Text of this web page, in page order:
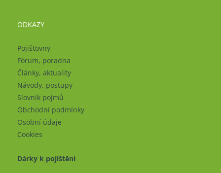
ODKAZY
Pojišťovny
Fórum, poradna
Články, aktuality
Návody, postupy
Slovník pojmů
Obchodní podmínky
Osobní údaje
Cookies
Dárky k pojištění